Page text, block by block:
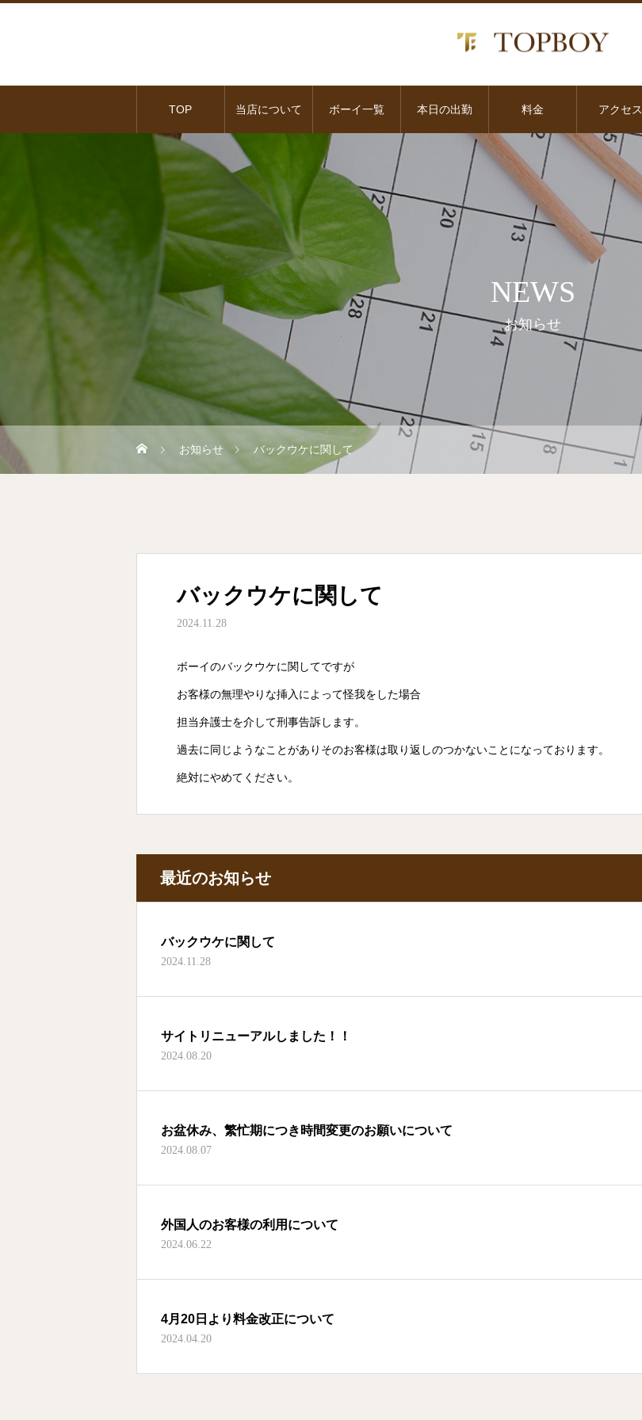
TOP 当店について ボーイ一覧 本日の出勤 料金 アクセス
NEWS
お知らせ
お知らせ バックウケに関して
バックウケに関して
2024.11.28
ボーイのバックウケに関してですが
お客様の無理やりな挿入によって怪我をした場合
担当弁護士を介して刑事告訴します。
過去に同じようなことがありそのお客様は取り返しのつかないことになっております。
絶対にやめてください。
最近のお知らせ
バックウケに関して
2024.11.28
サイトリニューアルしました！！
2024.08.20
お盆休み、繁忙期につき時間変更のお願いについて
2024.08.07
外国人のお客様の利用について
2024.06.22
4月20日より料金改正について
2024.04.20